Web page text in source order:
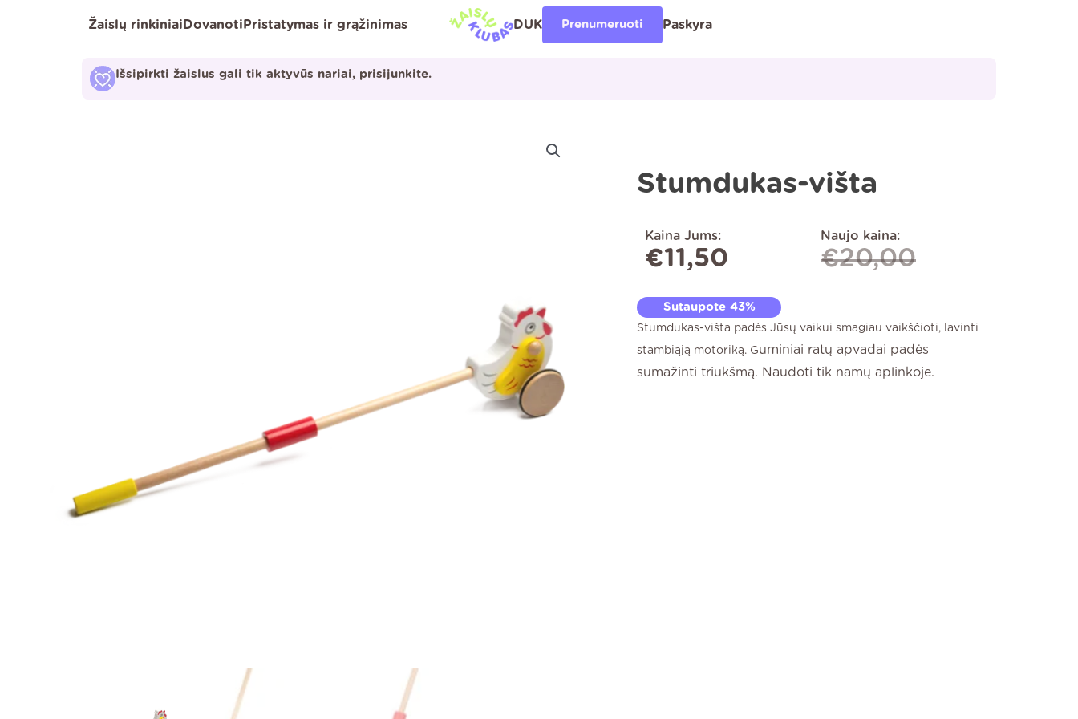
Žaislų rinkiniai Dovanoti Pristatymas ir grąžinimas DUK Prenumeruoti Paskyra
Išsipirkti žaislus gali tik aktyvūs nariai, prisijunkite.
Stumdukas-višta
Kaina Jums:
€11,50
Naujo kaina:
€20,00
Sutaupote 43%
Stumdukas-višta padės Jūsų vaikui smagiau vaikščioti, lavinti
stambiąją motoriką. Guminiai ratų apvadai padės
sumažinti triukšmą. Naudoti tik namų aplinkoje.